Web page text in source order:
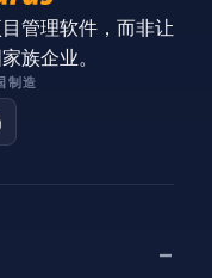
管理软件，而非让
族企业。
制造